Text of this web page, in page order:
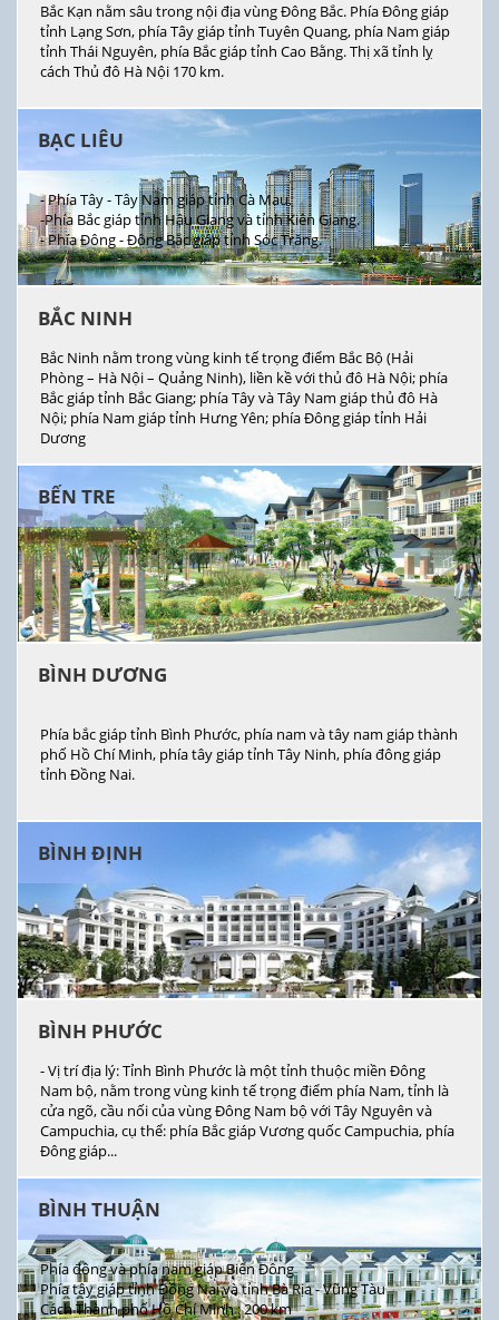
Bắc Kạn nằm sâu trong nội địa vùng Đông Bắc. Phía Đông giáp
tỉnh Lạng Sơn, phía Tây giáp tỉnh Tuyên Quang, phía Nam giáp
tỉnh Thái Nguyên, phía Bắc giáp tỉnh Cao Bằng. Thị xã tỉnh lỵ
cách Thủ đô Hà Nội 170 km.
BẠC LIÊU
- Phía Tây - Tây Nam giáp tỉnh Cà Mau.
-Phía Bắc giáp tỉnh Hậu Giang và tỉnh Kiên Giang.
- Phía Đông - Đông Bắc giáp tỉnh Sóc Trăng.
BẮC NINH
Bắc Ninh nằm trong vùng kinh tế trọng điểm Bắc Bộ (Hải
Phòng – Hà Nội – Quảng Ninh), liền kề với thủ đô Hà Nội; phía
Bắc giáp tỉnh Bắc Giang; phía Tây và Tây Nam giáp thủ đô Hà
Nội; phía Nam giáp tỉnh Hưng Yên; phía Đông giáp tỉnh Hải
Dương
BẾN TRE
BÌNH DƯƠNG
Phía bắc giáp tỉnh Bình Phước, phía nam và tây nam giáp thành
phố Hồ Chí Minh, phía tây giáp tỉnh Tây Ninh, phía đông giáp
tỉnh Đồng Nai.
BÌNH ĐỊNH
BÌNH PHƯỚC
- Vị trí địa lý: Tỉnh Bình Phước là một tỉnh thuộc miền Đông
Nam bộ, nằm trong vùng kinh tế trọng điểm phía Nam, tỉnh là
cửa ngõ, cầu nối của vùng Đông Nam bộ với Tây Nguyên và
Campuchia, cụ thể: phía Bắc giáp Vương quốc Campuchia, phía
Đông giáp...
BÌNH THUẬN
Phía đông và phía nam giáp Biển Đông
Phía tây giáp tỉnh Đồng Nai và tỉnh Bà Rịa - Vũng Tàu
Cách Thành phố Hồ Chí Minh : 200 km